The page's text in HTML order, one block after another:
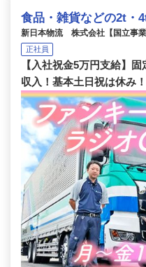
食品・雑貨などの2t・
新日本物流 株式会社【国立事業
正社員
【入社祝金5万円支給】
収入！基本土日祝は休み